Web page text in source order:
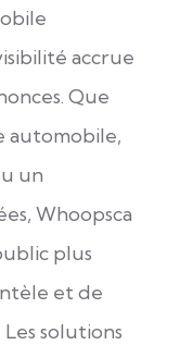
accrue
Que
automobile,
un
Whoopsca
plus
et de
solutions